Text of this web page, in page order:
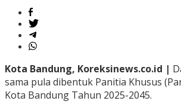
Kota Bandung, Koreksinews.co.id |
sama pula dibentuk Panitia Khusus
Kota Bandung Tahun 2025-2045.